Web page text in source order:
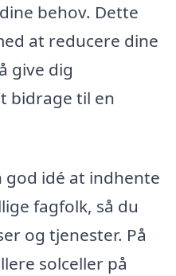
behov. Dette
at reducere dine
give dig
bidrage til en
god idé at indhente
fagfolk, så du
og tjenester. På
solceller på